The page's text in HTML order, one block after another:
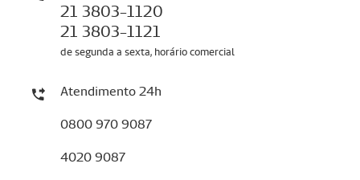
21 3803-1120
21 3803-1121
de segunda a sexta, horário comercial
Atendimento 24h
0800 970 9087
4020 9087